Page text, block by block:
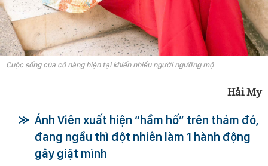
Cuộc sống của cô nàng hiện tại khiến nhiều người ngưỡng mộ
Hải My
Ánh Viên xuất hiện “hầm hố” trên thảm đỏ,
đang ngầu thì đột nhiên làm 1 hành động
gây giật mình